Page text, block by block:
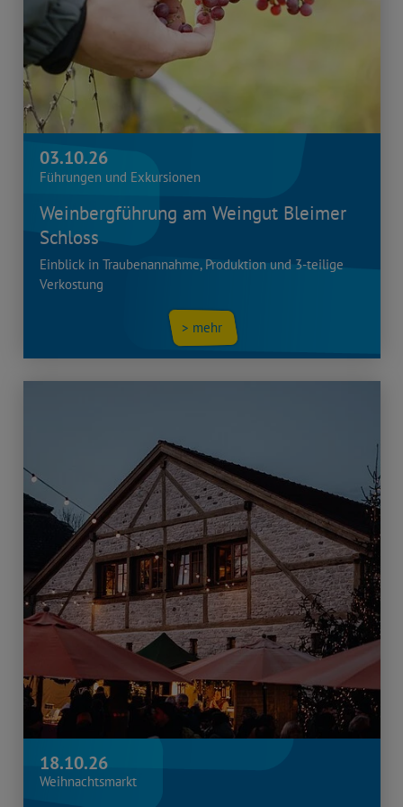
03.10.26
Führungen und Exkursionen
Weinbergführung am Weingut Bleimer
Schloss
Einblick in Traubenannahme, Produktion und 3-teilige
Verkostung
> mehr
18.10.26
Weihnachtsmarkt